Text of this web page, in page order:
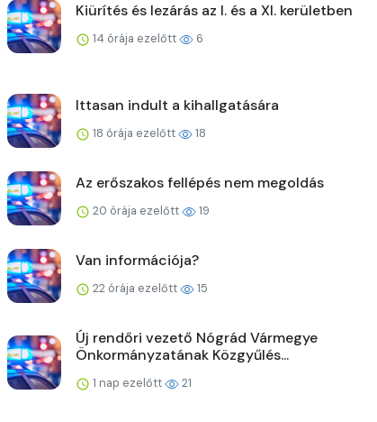
Kiürítés és lezárás az I. és a XI. kerületben
14 órája ezelőtt 6
Ittasan indult a kihallgatására
18 órája ezelőtt 18
Az erőszakos fellépés nem megoldás
20 órája ezelőtt 19
Van információja?
22 órája ezelőtt 15
Új rendőri vezető Nógrád Vármegye
Önkormányzatának Közgyűlés...
1 nap ezelőtt 21